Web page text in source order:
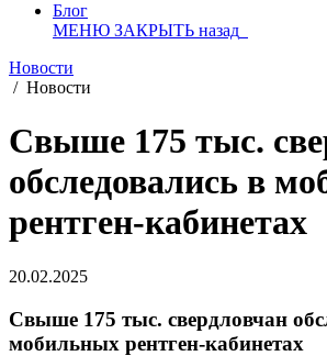
Блог
МЕНЮ ЗАКРЫТЬ назад
Новости
/ Новости
Свыше 175 тыс.
обследовались в
рентген-кабинетах
20.02.2025
Свыше 175 тыс. свердловчан
мобильных рентген-кабинетах